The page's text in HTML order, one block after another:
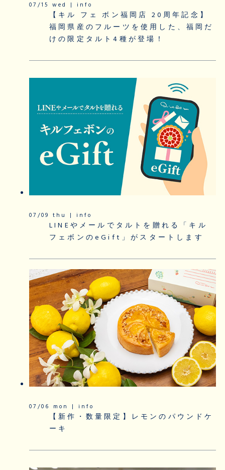
07/15 wed | info
【キル フェ ボン福岡店 20周年記念】
福岡県産のフルーツを使用した、福岡だ
けの限定タルト4種が登場！
07/09 thu | info
LINEやメールでタルトを贈れる「キル
フェボンのeGift」がスタートします
07/06 mon | info
【新作・数量限定】レモンのパウンドケ
ーキ